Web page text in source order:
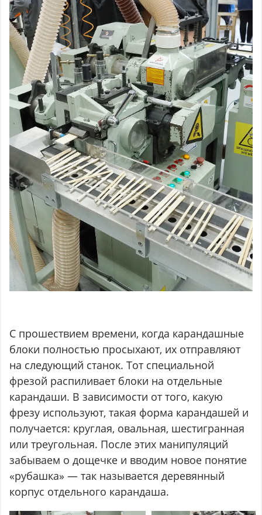
С прошествием времени, когда карандашные
блоки полностью просыхают, их отправляют
на следующий станок. Тот специальной
фрезой распиливает блоки на отдельные
карандаши. В зависимости от того, какую
фрезу используют, такая форма карандашей и
получается: круглая, овальная, шестигранная
или треугольная. После этих манипуляций
забываем о дощечке и вводим новое понятие
«рубашка» — так называется деревянный
корпус отдельного карандаша.